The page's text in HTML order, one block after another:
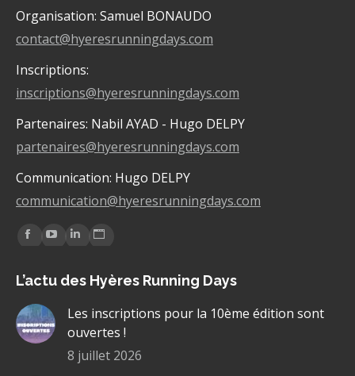
Organisation: Samuel BONAUDO
contact@hyeresrunningdays.com
Inscriptions:
inscriptions@hyeresrunningdays.com
Partenaires: Nabil AYAD - Hugo DELPY
partenaires@hyeresrunningdays.com
Communication: Hugo DELPY
communication@hyeresrunningdays.com
Trouvez nous sur :
La
Facebook
s'ouvre
dans
une
nouvelle
La
YouTube
s'ouvre
dans
nouvelle
La
LinkedIn
s'ouvre
nouvelle
La
Site
Web
s'ouvre
L’actu des Hyères Running Days
Les inscriptions pour la 10ème édition sont
ouvertes !
8 juillet 2026